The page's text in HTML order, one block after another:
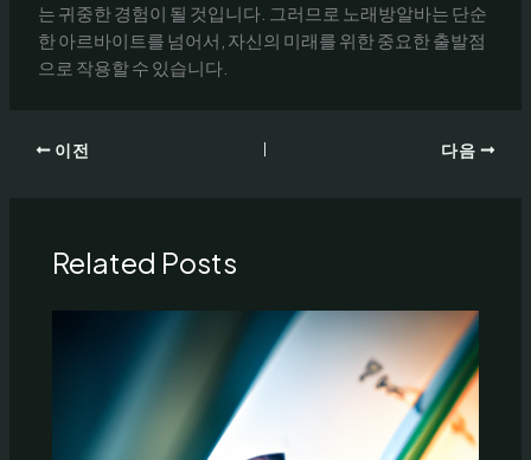
는 귀중한 경험이 될 것입니다. 그러므로 노래방알바는 단순
한 아르바이트를 넘어서, 자신의 미래를 위한 중요한 출발점
으로 작용할 수 있습니다.
이전 다음
Related Posts